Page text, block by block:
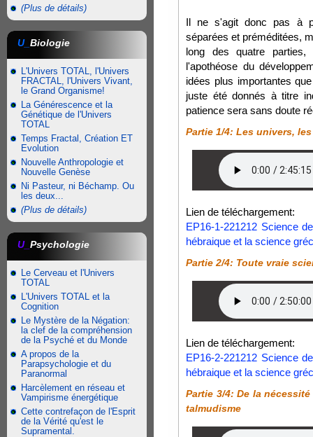
(Plus de détails)
U_ Biologie
L'Univers TOTAL, l'Univers
FRACTAL, l'Univers Vivant,
le Grand Organisme!
La Générescence et la
Génétique de l'Univers
TOTAL
Temps Fractal, Création ET
Evolution
Nouvelle Anthropologie et
Nouvelle Genèse
Ni Pasteur, ni Béchamp. Ou
les deux...
(Plus de détails)
U_ Psychologie
Le Cerveau et l'Univers
TOTAL
L'Univers TOTAL et la
Cognition
Le Mystère de la Négation:
la clef de la compréhension
de la Psyché et du Monde
A propos de la
Parapsychologie et du
Paranormal
Harcèlement en réseau et
Vampirisme énergétique
Cette contrefaçon de l'Esprit
de la Vérité qu'est le
Supramental.
Il ne s'agit donc pas à
séparées et préméditées,
long des quatre
l'apothéose du
idées plus importantes
juste été donnés à titre
patience sera sans doute
Partie 1/4: Les univers,
Lien de téléchargement:
EP16-1-221212 Science
hébraique et la science
Partie 2/4: Toute vraie
Lien de téléchargement:
EP16-2-221212 Science
hébraique et la science
Partie 3/4: De la
talmudisme